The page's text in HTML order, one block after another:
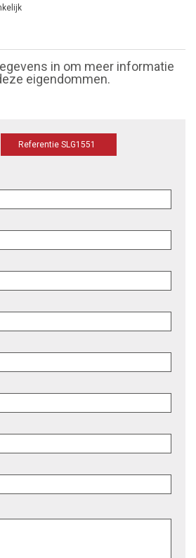
in om meer informatie
eigendommen.
Referentie SLG1551